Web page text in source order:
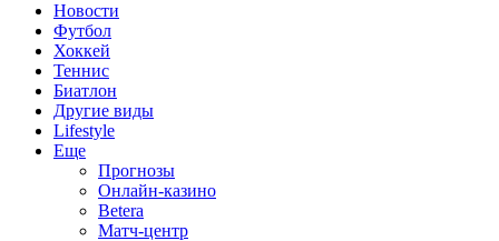
Новости
Футбол
Хоккей
Теннис
Биатлон
Другие виды
Lifestyle
Еще
Прогнозы
Онлайн-казино
Betera
Матч-центр